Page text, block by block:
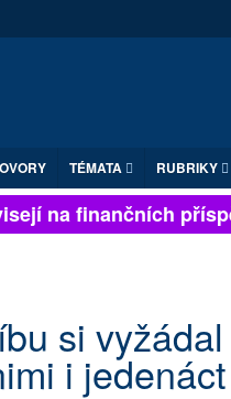
TÉMATA RUBRIKY
na finančních
si
i